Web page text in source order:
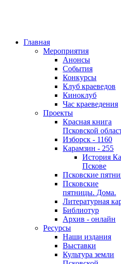
Главная
Мероприятия
Анонсы
События
Конкурсы
Клуб краеведов
Киноклуб
Час краеведения
Проекты
Красная книга
Псковской
Изборск - 1160
Карамзин - 255
История
Пскове
Псковские
Псковские
пятницы. Дома.
Литературная
Библиотур
Архив - онлайн
Ресурсы
Наши издания
Выставки
Культура земли